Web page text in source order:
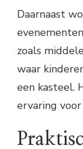
Daarnaast
zoals
waar
een kasteel.
ervaring